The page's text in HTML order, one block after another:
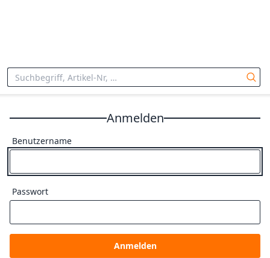
Anmelden
Benutzername
Passwort
Anmelden